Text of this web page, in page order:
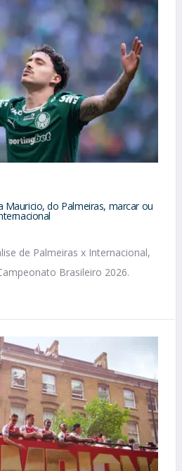
Mauricio, do Palmeiras, marcar ou
de Palmeiras x Internacional,
Brasileiro 2026.